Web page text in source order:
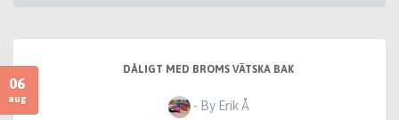
06
aug
DÅLIGT MED BROMS VÄTSKA BAK
- By Erik Å